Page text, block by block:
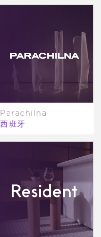
Parachilna
西班牙